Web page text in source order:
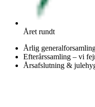
Året rundt
Årlig
Efterårssamling – vi
Årsafslutning &